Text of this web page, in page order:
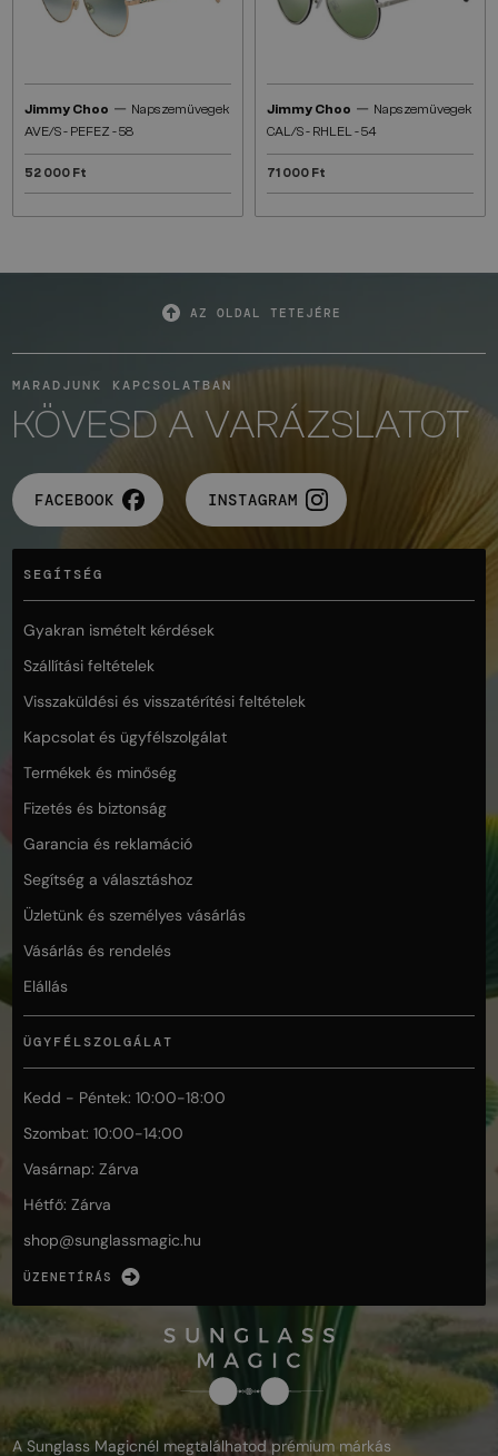
Jimmy Choo — Napszemüvegek
AVE/S - PEFEZ - 58
52 000 Ft
Jimmy Choo — Napszemüvegek
CAL/S - RHLEL - 54
71 000 Ft
AZ OLDAL TETEJÉRE
MARADJUNK KAPCSOLATBAN
KÖVESD A VARÁZSLATOT
FACEBOOK INSTAGRAM
SEGÍTSÉG
Gyakran ismételt kérdések
Szállítási feltételek
Visszaküldési és visszatérítési feltételek
Kapcsolat és ügyfélszolgálat
Termékek és minőség
Fizetés és biztonság
Garancia és reklamáció
Segítség a választáshoz
Üzletünk és személyes vásárlás
Vásárlás és rendelés
Elállás
ÜGYFÉLSZOLGÁLAT
Kedd - Péntek: 10:00-18:00
Szombat: 10:00-14:00
Vasárnap: Zárva
Hétfő: Zárva
shop@sunglassmagic.hu
ÜZENETÍRÁS
A Sunglass Magicnél megtalálhatod prémium márkás